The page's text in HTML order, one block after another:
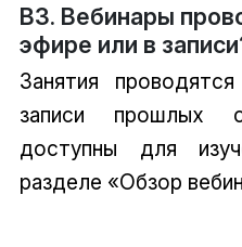
В3. Вебинары
эфире или в
Занятия
записи прошлых
доступны для
разделе «Обзор